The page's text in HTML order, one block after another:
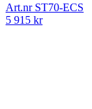
Art.nr ST70-ECS
5 915 kr